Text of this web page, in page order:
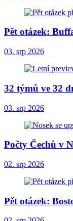
Pět otázek:
03. srp 2026
32 týmů ve 32
03. srp 2026
Počty Čechů v
02. srp 2026
Pět otázek: